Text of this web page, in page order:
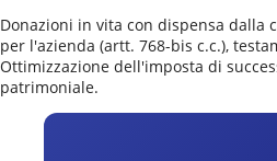
Donazioni in vita con dispensa dalla
per l'azienda (artt. 768-bis c.c.),
Ottimizzazione dell'imposta di
patrimoniale.